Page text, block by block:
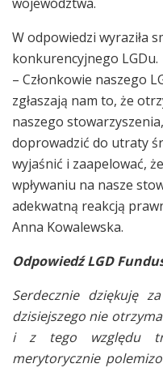
W odpowiedzi wyraziła
konkurencyjnego LGDu.
– Członkowie naszego
zgłaszają nam to, że
naszego
doprowadzić do utraty
wyjaśnić i zaapelować,
wpływaniu na nasze
adekwatną reakcją
Anna Kowalewska.
Odpowiedź LGD
Serdecznie dziękuję
dzisiejszego nie
i z tego względu
merytorycznie